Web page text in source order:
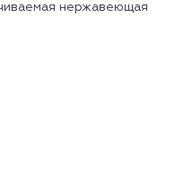
нержавеющая